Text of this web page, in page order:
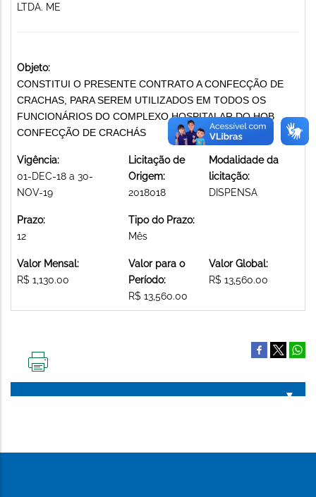
LTDA. ME
Objeto:
CONSTITUI O PRESENTE CONTRATO A CONFECÇÃO DE
CRACHAS, PARA SEREM UTILIZADOS EM TODOS OS
FUNCIONÁRIOS DO COMPLEXO HOSPITALAR DO HOB
CONFECÇÃO DE CRACHÁS
Vigência:
01-DEC-18 a 30-
NOV-19
Licitação de
Origem:
2018018
Modalidade da
licitação:
DISPENSA
Prazo:
12
Tipo do Prazo:
Mês
Valor Mensal:
R$ 1,130.00
Valor para o
Período:
R$ 13,560.00
Valor Global:
R$ 13,560.00
PÁGINA